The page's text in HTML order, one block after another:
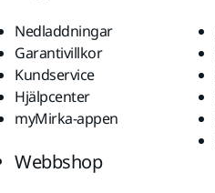
Nedladdningar
Garantivillkor
Kundservice
Hjälpcenter
myMirka-appen
Webbshop